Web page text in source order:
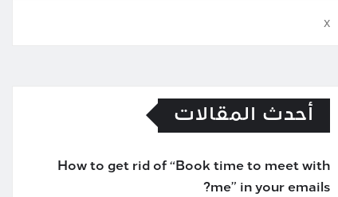
x
أحدث المقالات
How to get rid of “Book time to meet with
me” in your emails?